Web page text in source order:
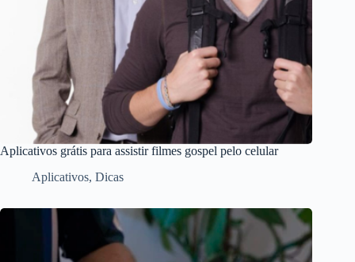
Aplicativos grátis para assistir filmes gospel pelo celular
Aplicativos, Dicas